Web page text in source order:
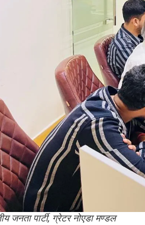
जनता पार्टी, ग्रेटर नोएडा मण्डल